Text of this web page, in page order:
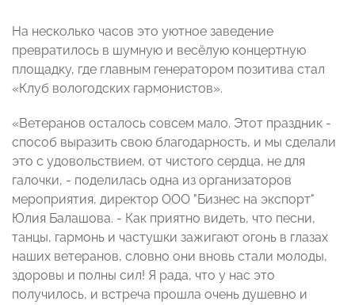
На несколько часов это уютное заведение
превратилось в шумную и весёлую концертную
площадку, где главным генератором позитива стал
«Клуб вологодских гармонистов».
«Ветеранов осталось совсем мало. Этот праздник -
способ выразить свою благодарность, и мы сделали
это с удовольствием, от чистого сердца, не для
галочки, - поделилась одна из организаторов
мероприятия, директор ООО "Бизнес на экспорт"
Юлия Балашова. - Как приятно видеть, что песни,
танцы, гармонь и частушки зажигают огонь в глазах
наших ветеранов, словно они вновь стали молоды,
здоровы и полны сил! Я рада, что у нас это
получилось, и встреча прошла очень душевно и